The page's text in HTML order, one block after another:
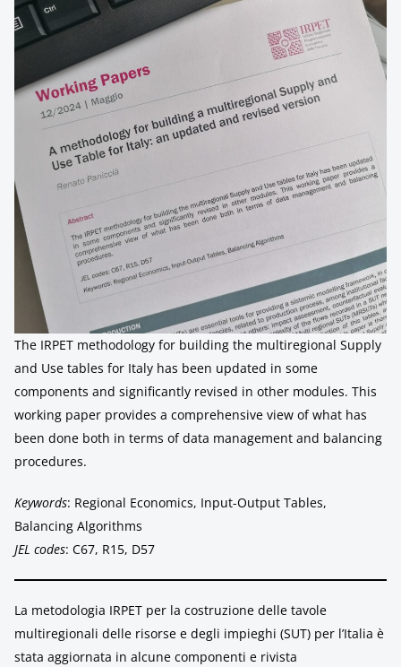
The IRPET methodology for building the multiregional Supply
and Use tables for Italy has been updated in some
components and significantly revised in other modules. This
working paper provides a comprehensive view of what has
been done both in terms of data management and balancing
procedures.
Keywords: Regional Economics, Input-Output Tables,
Balancing Algorithms
JEL codes: C67, R15, D57
La metodologia IRPET per la costruzione delle tavole
multiregionali delle risorse e degli impieghi (SUT) per l’Italia è
stata aggiornata in alcune componenti e rivista